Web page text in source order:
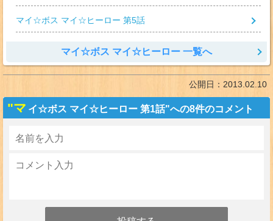
マイ☆ボス マイ☆ヒーロー 第5話
マイ☆ボス マイ☆ヒーロー 一覧へ
公開日： 2013.02.10
"マ イ☆ボス マイ☆ヒーロー 第1話"への8件のコメント